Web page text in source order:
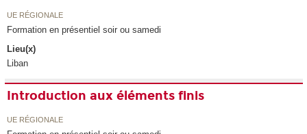
UE RÉGIONALE
Formation en présentiel soir ou samedi
Lieu(x)
Liban
Introduction aux éléments finis
UE RÉGIONALE